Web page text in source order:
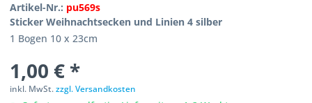
Artikel-Nr.: pu569s
Sticker Weihnachtsecken und Linien 4 silber
1 Bogen 10 x 23cm
1,00 € *
inkl. MwSt.zzgl. Versandkosten